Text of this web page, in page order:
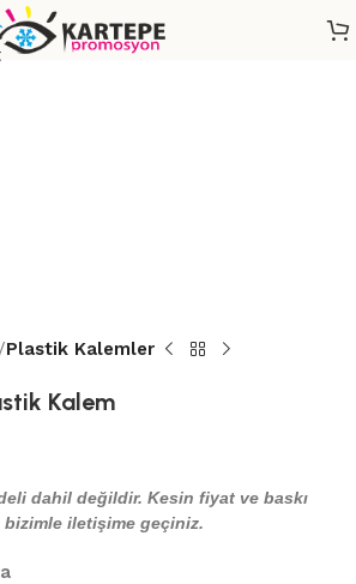
Plastik Kalemler
Kalem
dahil değildir. Kesin fiyat ve baskı
iletişime geçiniz.